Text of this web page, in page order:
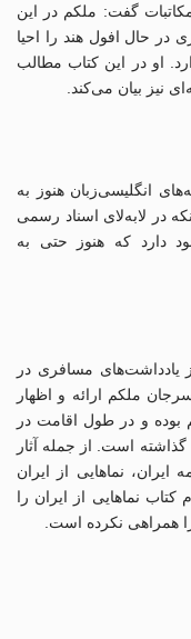
گفت: ملکم در این
حال افول هند را احیا
او در این کتاب مطالب
بیان می‌کند.
انگلیسی‌زبان هنوز به
در لابه‌لای اسناد رسمی
که هنوز حتی به
مسافری در
ملکم ارائه و اظهار
و در طول اقامت در
است. از جمله آثار
نماهایی از ایران
نماهایی از ایران را
همراهی نکرده است.